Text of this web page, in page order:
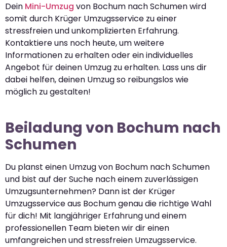
Dein Mini-Umzug von Bochum nach Schumen wird
somit durch Krüger Umzugsservice zu einer
stressfreien und unkomplizierten Erfahrung.
Kontaktiere uns noch heute, um weitere
Informationen zu erhalten oder ein individuelles
Angebot für deinen Umzug zu erhalten. Lass uns dir
dabei helfen, deinen Umzug so reibungslos wie
möglich zu gestalten!
Beiladung von Bochum nach
Schumen
Du planst einen Umzug von Bochum nach Schumen
und bist auf der Suche nach einem zuverlässigen
Umzugsunternehmen? Dann ist der Krüger
Umzugsservice aus Bochum genau die richtige Wahl
für dich! Mit langjähriger Erfahrung und einem
professionellen Team bieten wir dir einen
umfangreichen und stressfreien Umzugsservice.